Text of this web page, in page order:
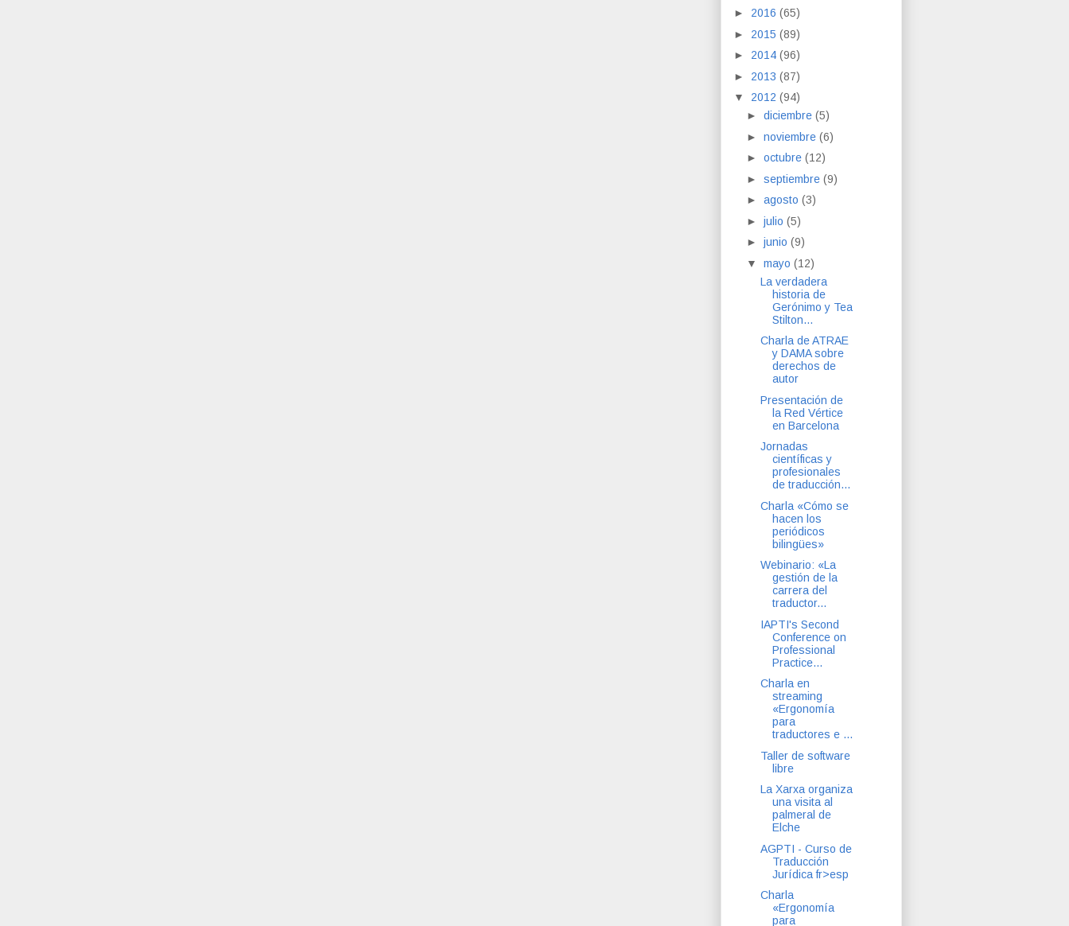
► 2016 (65)
► 2015 (89)
► 2014 (96)
► 2013 (87)
▼ 2012 (94)
►diciembre(5)
►noviembre(6)
►octubre(12)
►septiembre(9)
►agosto(3)
►julio(5)
►junio(9)
▼mayo(12)
La verdadera
historia de
Gerónimo y Tea
Stilton…
Charla de ATRAE
y DAMA sobre
derechos de
autor
Presentación de
la Red Vértice
en Barcelona
Jornadas
científicas y
profesionales
de traducción...
Charla «Cómo se
hacen los
periódicos
bilingües»
Webinario: «La
gestión de la
carrera del
traductor...
IAPTI's Second
Conference on
Professional
Practice...
Charla en
streaming
«Ergonomía
para
traductores e ...
Taller de software
libre
La Xarxa organiza
una visita al
palmeral de
Elche
AGPTI - Curso de
Traducción
Jurídica fr>esp
Charla
«Ergonomía
para